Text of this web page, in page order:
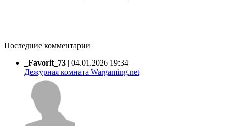
Последние комментарии
_Favorit_73 | 04.01.2026 19:34
Дежурная комната Wargaming.net